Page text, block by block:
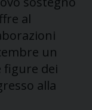
al
un
figure dei
alla